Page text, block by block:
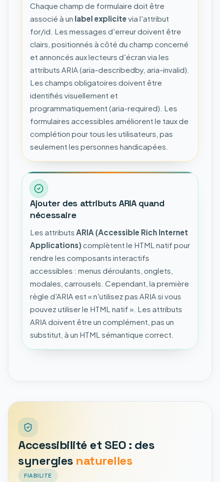
Chaque champ de formulaire doit être
associé à un label explicite via l'attribut
for/id. Les messages d'erreur doivent être
clairs, positionnés à côté du champ concerné
et annoncés aux lecteurs d'écran via les
attributs ARIA (aria-describedby, aria-invalid).
Les champs obligatoires doivent être
identifiés visuellement et
programmatiquement (aria-required). Les
formulaires accessibles améliorent le taux de
complétion pour tous les utilisateurs, pas
seulement les personnes handicapées.
Ajouter des attributs ARIA quand
nécessaire
Les attributs ARIA (Accessible Rich Internet
Applications) complètent le HTML natif pour
rendre les composants interactifs
accessibles : menus déroulants, onglets,
modales, carrousels. Cependant, la première
règle d'ARIA est « n'utilisez pas ARIA si vous
pouvez utiliser le HTML natif ». Les attributs
ARIA doivent être un complément, pas un
substitut, à un HTML sémantique correct.
Accessibilité et SEO : des
synergies naturelles
FIABILITE